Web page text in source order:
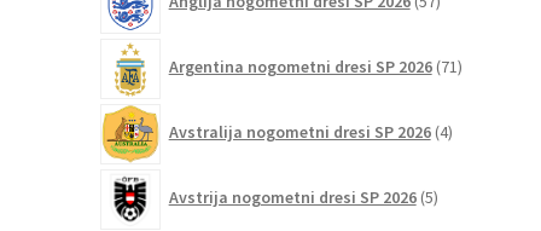
strani
izdelkov
Argentina nogometni dresi SP 2026 71izdelkov
Avstralija nogometni dresi SP 2026 4izdelki
Avstrija nogometni dresi SP 2026 5izdelkov